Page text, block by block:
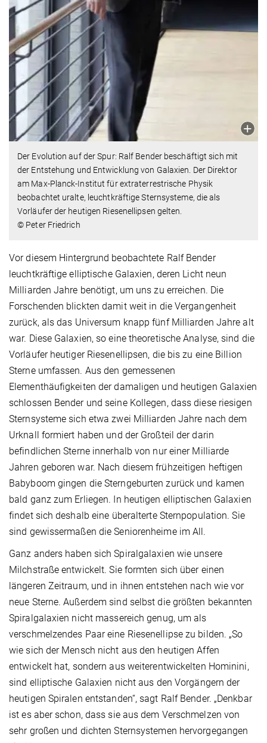
Der Evolution auf der Spur: Ralf Bender beschäftigt sich mit
der Entstehung und Entwicklung von Galaxien. Der Direktor
am Max-Planck-Institut für extraterrestrische Physik
beobachtet uralte, leuchtkräftige Sternsysteme, die als
Vorläufer der heutigen Riesenellipsen gelten.
© Peter Friedrich
Vor diesem Hintergrund beobachtete Ralf Bender
leuchtkräftige elliptische Galaxien, deren Licht neun
Milliarden Jahre benötigt, um uns zu erreichen. Die
Forschenden blickten damit weit in die Vergangenheit
zurück, als das Universum knapp fünf Milliarden Jahre alt
war. Diese Galaxien, so eine theoretische Analyse, sind die
Vorläufer heutiger Riesenellipsen, die bis zu eine Billion
Sterne umfassen. Aus den gemessenen
Elementhäufigkeiten der damaligen und heutigen Galaxien
schlossen Bender und seine Kollegen, dass diese riesigen
Sternsysteme sich etwa zwei Milliarden Jahre nach dem
Urknall formiert haben und der Großteil der darin
befindlichen Sterne innerhalb von nur einer Milliarde
Jahren geboren war. Nach diesem frühzeitigen heftigen
Babyboom gingen die Sterngeburten zurück und kamen
bald ganz zum Erliegen. In heutigen elliptischen Galaxien
findet sich deshalb eine überalterte Sternpopulation. Sie
sind gewissermaßen die Seniorenheime im All.
Ganz anders haben sich Spiralgalaxien wie unsere
Milchstraße entwickelt. Sie formten sich über einen
längeren Zeitraum, und in ihnen entstehen nach wie vor
neue Sterne. Außerdem sind selbst die größten bekannten
Spiralgalaxien nicht massereich genug, um als
verschmelzendes Paar eine Riesenellipse zu bilden. „So
wie sich der Mensch nicht aus den heutigen Affen
entwickelt hat, sondern aus weiterentwickelten Hominini,
sind elliptische Galaxien nicht aus den Vorgängern der
heutigen Spiralen entstanden“, sagt Ralf Bender. „Denkbar
ist es aber schon, dass sie aus dem Verschmelzen von
sehr großen und dichten Sternsystemen hervorgegangen